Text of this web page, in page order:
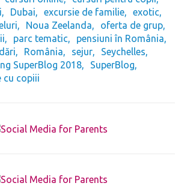
Dubai excursie de familie
exotic
Noua Zeelanda
oferta de grup
parc tematic
pensiuni în România
România sejur
Seychelles
SuperBlog 2018
SuperBlog
cu copiii